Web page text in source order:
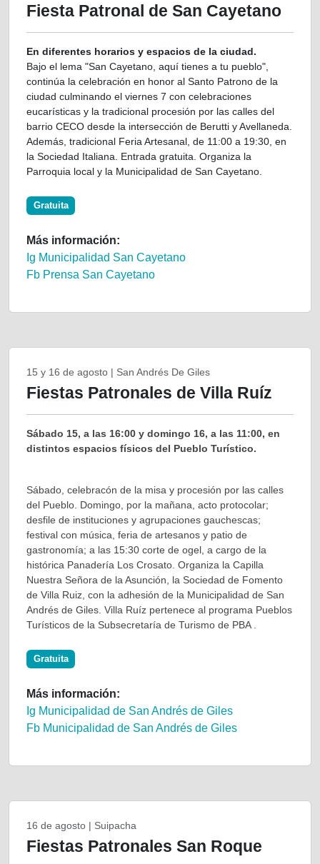
Fiesta Patronal de San Cayetano
En diferentes horarios y espacios de la ciudad.
Bajo el lema "San Cayetano, aquí tienes a tu pueblo",
continúa la celebración en honor al Santo Patrono de la
ciudad culminando el viernes 7 con celebraciones
eucarísticas y la tradicional procesión por las calles del
barrio CECO desde la intersección de Berutti y Avellaneda.
Además, tradicional Feria Artesanal, de 11:00 a 19:30, en
la Sociedad Italiana. Entrada gratuita. Organiza la
Parroquia local y la Municipalidad de San Cayetano.
Gratuita
Más información:
Ig Municipalidad San Cayetano
Fb Prensa San Cayetano
15 y 16 de agosto | San Andrés De Giles
Fiestas Patronales de Villa Ruíz
Sábado 15, a las 16:00 y domingo 16, a las 11:00, en
distintos espacios físicos del Pueblo Turístico.
Sábado, celebracón de la misa y procesión por las calles
del Pueblo. Domingo, por la mañana, acto protocolar;
desfile de instituciones y agrupaciones gauchescas;
festival con música, feria de artesanos y patio de
gastronomía; a las 15:30 corte de ogel, a cargo de la
histórica Panadería Los Crosato. Organiza la Capilla
Nuestra Señora de la Asunción, la Sociedad de Fomento
de Villa Ruiz, con la adhesión de la Municipalidad de San
Andrés de Giles. Villa Ruíz pertenece al programa Pueblos
Turísticos de la Subsecretaría de Turismo de PBA .
Gratuita
Más información:
Ig Municipalidad de San Andrés de Giles
Fb Municipalidad de San Andrés de Giles
16 de agosto | Suipacha
Fiestas Patronales San Roque